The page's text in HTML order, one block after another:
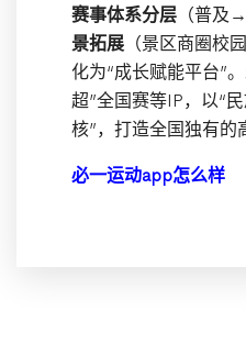
赛事体系分层 （普及
景拓展 （景区商圈校
化为“成长赋能平台”
超”全国赛等IP，以“
核”，打造全国独有的
必一运动app怎么样